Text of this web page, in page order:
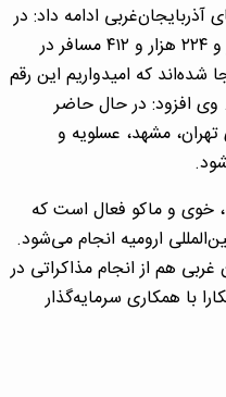
آذربایجان‌غربی ادامه داد: در
۹ ماهه سال جاری ۲ هزار و ۱۴۶ پرواز و ۲۲۴ هزار و ۴۱۲ مسافر در
شده‌اند که امیدواریم این رقم
وی افزود: در حال حاضر
مشهد، عسلویه و
خوی و ماکو فعال است که
ارومیه انجام می‌شود.
غربی هم از انجام مذاکراتی در
با همکاری سرمایه‌گذار